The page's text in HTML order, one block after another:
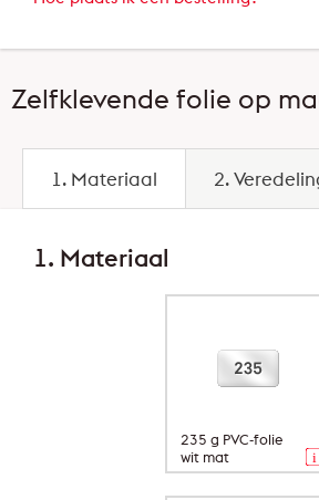
Zelfklevende folie op
1. Materiaal 2.
1. Materiaal
235 g PVC-folie
wit mat